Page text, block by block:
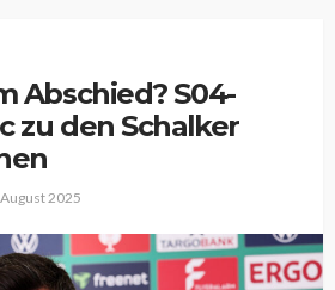
Abschied? S04-
zu den Schalker
2025